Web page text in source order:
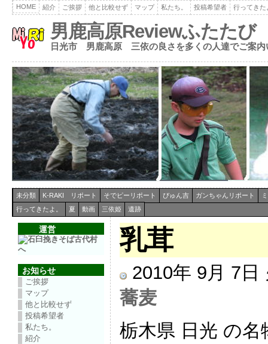
HOME 紹介 ご挨拶 他と比較せず マップ 私たち。 投稿希望者 行ってきた
男鹿高原Reviewふたたび
日光市 男鹿高原 三依の良さを多くの人達でご案
未分類 K-RAKI リポート そでピーリポート ぴゅん吉 ガンちゃんリポート
行ってきたよ。
夏 動画 三依姫 遺跡
運営
お知らせ
ご挨拶
マップ
他と比較せず
投稿希望者
私たち。
紹介
乳茸
2010年 9月 7
蕎麦
栃木県 日光 の